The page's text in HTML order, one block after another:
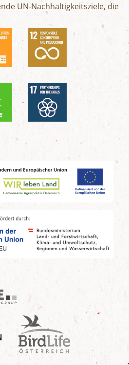
UN-Nachhaltigkeitsziele, die
Birdlife